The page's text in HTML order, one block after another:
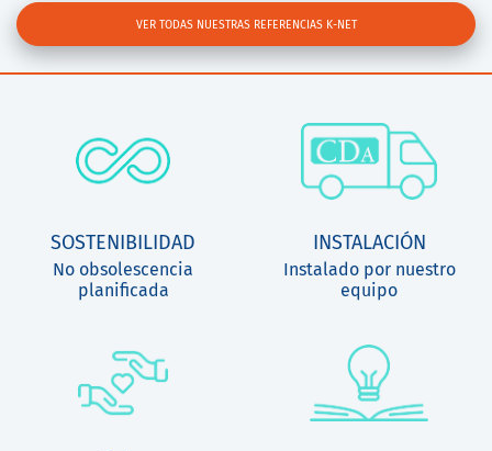
VER TODAS NUESTRAS REFERENCIAS K-NET
SOSTENIBILIDAD
No obsolescencia
planificada
INSTALACIÓN
Instalado por nuestro
equipo